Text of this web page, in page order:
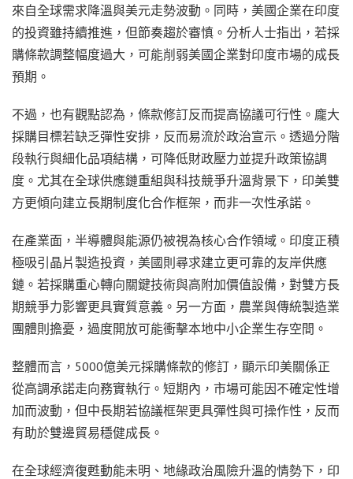
來自全球需求降溫與美元走勢波動。同時，美國企業在印度
的投資雖持續推進，但節奏趨於審慎。分析人士指出，若採
購條款調整幅度過大，可能削弱美國企業對印度市場的成長
預期。
不過，也有觀點認為，條款修訂反而提高協議可行性。龐大
採購目標若缺乏彈性安排，反而易流於政治宣示。透過分階
段執行與細化品項結構，可降低財政壓力並提升政策協調
度。尤其在全球供應鏈重組與科技競爭升溫背景下，印美雙
方更傾向建立長期制度化合作框架，而非一次性承諾。
在產業面，半導體與能源仍被視為核心合作領域。印度正積
極吸引晶片製造投資，美國則尋求建立更可靠的友岸供應
鏈。若採購重心轉向關鍵技術與高附加價值設備，對雙方長
期競爭力影響更具實質意義。另一方面，農業與傳統製造業
團體則擔憂，過度開放可能衝擊本地中小企業生存空間。
整體而言，5000億美元採購條款的修訂，顯示印美關係正
從高調承諾走向務實執行。短期內，市場可能因不確定性增
加而波動，但中長期若協議框架更具彈性與可操作性，反而
有助於雙邊貿易穩健成長。
在全球經濟復甦動能未明、地緣政治風險升溫的情勢下，印